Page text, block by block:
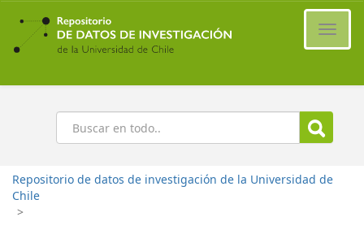
Ir
contenido
principal
Buscar
Repositorio de datos de investigación de la Universidad de
Chile
>